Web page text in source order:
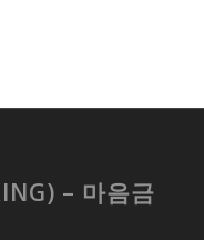
– 마음금